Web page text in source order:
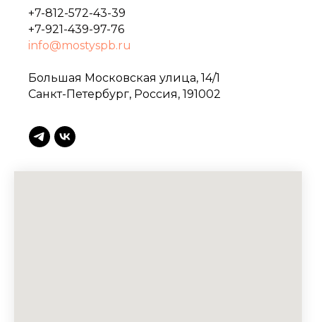
+7-812-572-43-39
+7-921-439-97-76
info@mostyspb.ru
Большая Московская улица, 14/1
Санкт-Петербург, Россия, 191002